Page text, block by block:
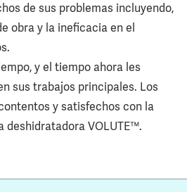
de sus problemas incluyendo,
obra y la ineficacia en el
y el tiempo ahora les
sus trabajos principales. Los
y satisfechos con la
deshidratadora VOLUTE™.